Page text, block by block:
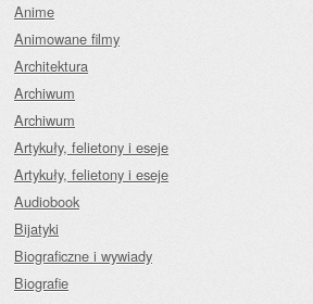
Anime
Animowane filmy
Architektura
Archiwum
Archiwum
Artykuły, felietony i eseje
Artykuły, felietony i eseje
Audiobook
Bijatyki
Biograficzne i wywiady
Biografie